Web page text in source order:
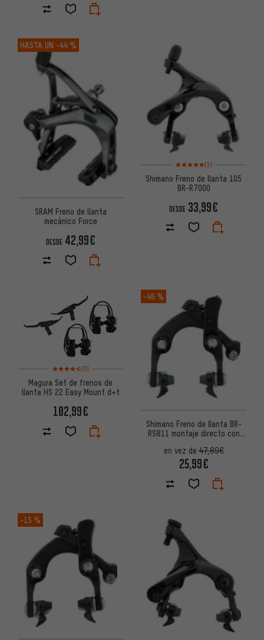
HASTA UN -44 %
SRAM Freno de llanta
mecánico Force
DESDE 42,99€
Valoración media: 5 de 5
(1)
Shimano Freno de llanta 105
BR-R7000
DESDE 33,99€
Valoración media: 4,5 de 5 basada en 3 reseñas
(3)
Magura Set de frenos de
llanta HS 22 Easy Mount d+t
102,99€
-46 %
Shimano Freno de llanta BR-
RS811 montaje directo con
en vez de47,89€
25,99€
-15 %